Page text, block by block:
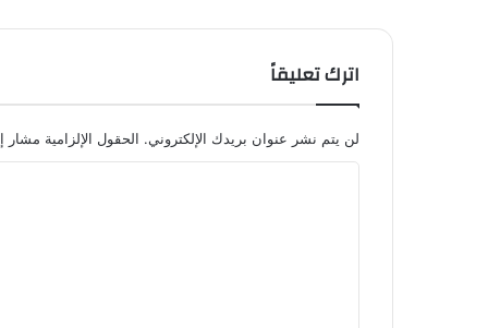
اترك تعليقاً
لن يتم نشر عنوان بريدك الإلكتروني. الحقول الإلزامية مشار